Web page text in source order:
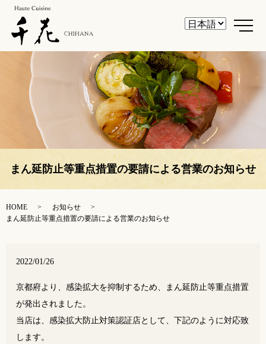
メ
まん延防止等重点措置の要請による営業のお知らせ
HOME
お知らせ
まん延防止等重点措置の要請による営業のお知らせ
2022/01/26
京都府より、感染拡大を抑制するため、まん延防止等重点措置
が発出されました。
当店は、感染拡大防止対策認証店として、下記のように対応致
します。